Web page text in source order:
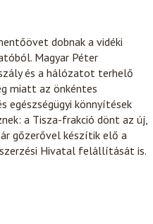
dobnak a vidéki
Magyar Péter
és a hálózatot terhelő
miatt az önkéntes
egészségügyi könnyítések
a Tisza-frakció dönt az új,
gőzerővel készítik elő a
Hivatal felállítását is.